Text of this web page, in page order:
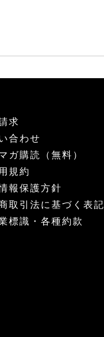
求
合わせ
ガ購読（無料）
規約
報保護方針
取引法に基づく表記
標識・各種約款